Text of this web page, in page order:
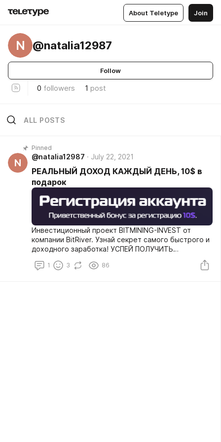
About Teletype Join
N @natalia12987
Follow
0 followers 1 post
ALL POSTS
Pinned
N
@natalia12987 July 22, 2021
РЕАЛЬНЫЙ ДОХОД КАЖДЫЙ ДЕНЬ, 10$ в
подарок
Инвестиционный проект BITMINING-INVEST от
компании BitRiver. Узнай секрет самого быстрого и
доходного заработка! УСПЕЙ ПОЛУЧИТЬ
1 3 86